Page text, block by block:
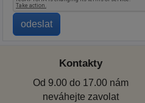
Kontakty
Od 9.00 do 17.00 nám
neváhejte zavolat